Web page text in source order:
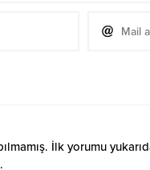
İlk yorumu